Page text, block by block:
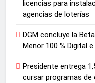
licencias para
agencias de loterías
DGM concluye la
Menor 100 % Digital
Presidente entrega
cursar programas de